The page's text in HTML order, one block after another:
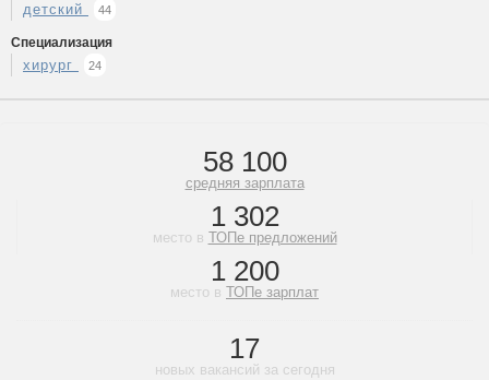
детский 44
Специализация
хирург 24
58 100
средняя зарплата
1 302
место в ТОПе предложений
1 200
место в ТОПе зарплат
17
новых вакансий за сегодня